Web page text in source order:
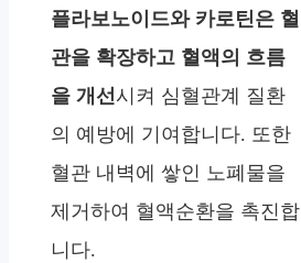
플라보노이드와 카로틴은 혈
관을 확장하고 혈액의 흐름
을 개선시켜 심혈관계 질환
의 예방에 기여합니다. 또한
혈관 내벽에 쌓인 노폐물을
제거하여 혈액순환을 촉진합
니다.